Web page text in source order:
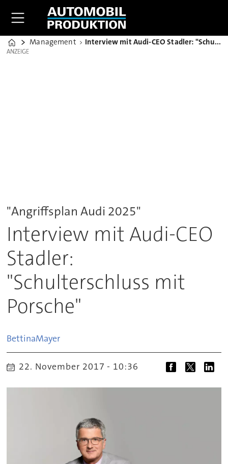
Home
Management Interview mit Audi-CEO Stadler: "Schulterschluss mit Porsche"
ANZEIGE
ANZEIGE
"Angriffsplan Audi 2025"
Interview mit Audi-CEO
Stadler:
"Schulterschluss mit
Porsche"
BettinaMayer
22. November 2017 - 10:36